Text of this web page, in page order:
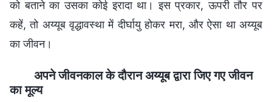
को बताने का उसका कोई इरादा था। इस प्रकार, ऊपरी तौर पर
कहें, तो अय्यूब वृद्धावस्था में दीर्घायु होकर मरा, और ऐसा था अय्यूब
का जीवन।
अपने जीवनकाल के दौरान अय्यूब द्वारा जिए गए जीवन
का मूल्य